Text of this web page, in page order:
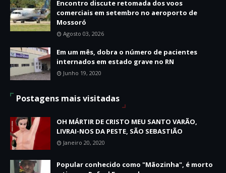
Encontro discute retomada dos voos
comerciais em setembro no aeroporto de
Mossoró
Agosto 03, 2026
Em um mês, dobra o número de pacientes
internados em estado grave no RN
Junho 19, 2020
Postagens mais visitadas
OH MÁRTIR DE CRISTO MEU SANTO VARÃO,
LIVRAI-NOS DA PESTE, SÃO SEBASTIÃO
Janeiro 20, 2020
Popular conhecido como "Mãozinha", é morto